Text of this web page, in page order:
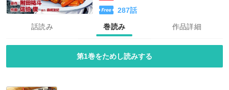
287話
話読み
巻読み 作品詳細
第1巻をためし読みする